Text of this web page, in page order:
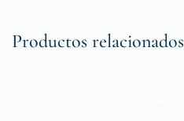
Productos relacionados